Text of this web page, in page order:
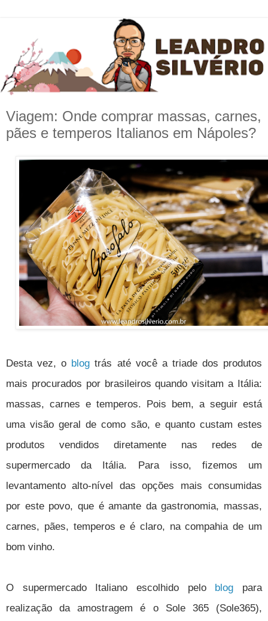
Viagem: Onde comprar massas, carnes,
pães e temperos Italianos em Nápoles?
Desta vez, o blog trás até você a triade dos produtos
mais procurados por brasileiros quando visitam a Itália:
massas, carnes e temperos. Pois bem, a seguir está
uma visão geral de como são, e quanto custam estes
produtos vendidos diretamente nas redes de
supermercado da Itália. Para isso, fizemos um
levantamento alto-nível das opções mais consumidas
por este povo, que é amante da gastronomia, massas,
carnes, pães, temperos e é claro, na compahia de um
bom vinho.
O supermercado Italiano escolhido pelo blog para
realização da amostragem é o Sole 365 (Sole365),